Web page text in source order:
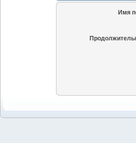
Имя